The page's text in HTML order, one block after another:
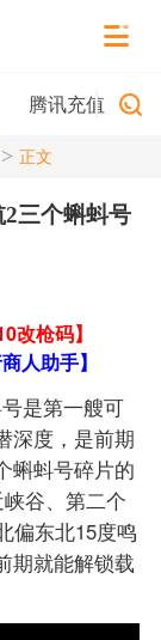
腾讯充值
> 正文
三个蝌蚪号
改枪码】
人助手】
是第一艘可
深度，是前期
蝌蚪号碎片的
谷、第二个
偏东北15度鸣
期就能解锁载